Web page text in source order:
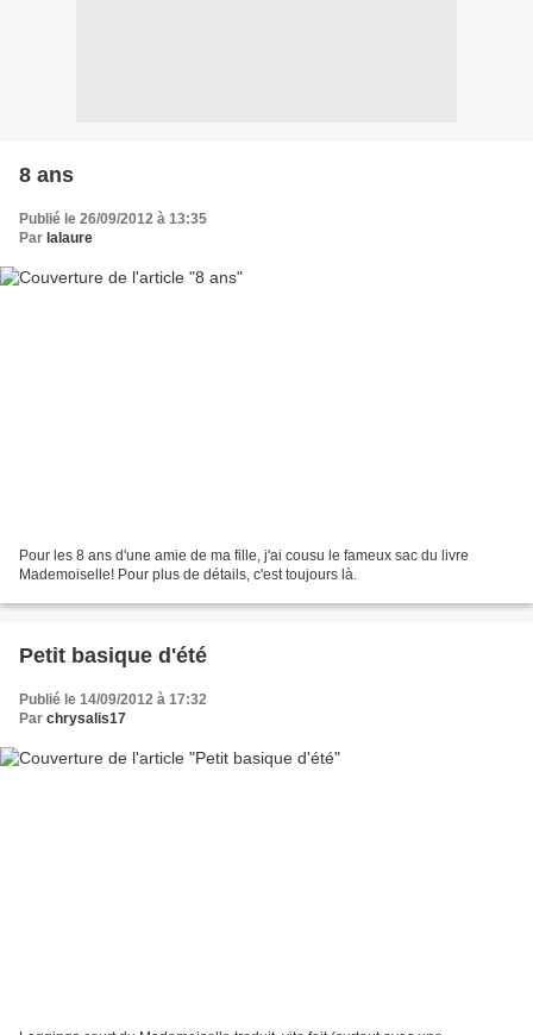
8 ans
Publié le 26/09/2012 à 13:35
Par lalaure
Pour les 8 ans d'une amie de ma fille, j'ai cousu le fameux sac du livre
Mademoiselle! Pour plus de détails, c'est toujours là.
Petit basique d'été
Publié le 14/09/2012 à 17:32
Par chrysalis17